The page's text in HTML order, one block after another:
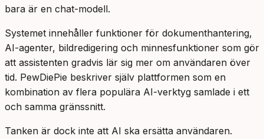
bara är en chat-modell.
Systemet innehåller funktioner för dokumenthantering,
AI-agenter, bildredigering och minnesfunktioner som gör
att assistenten gradvis lär sig mer om användaren över
tid. PewDiePie beskriver själv plattformen som en
kombination av flera populära AI-verktyg samlade i ett
och samma gränssnitt.
Tanken är dock inte att AI ska ersätta användaren.